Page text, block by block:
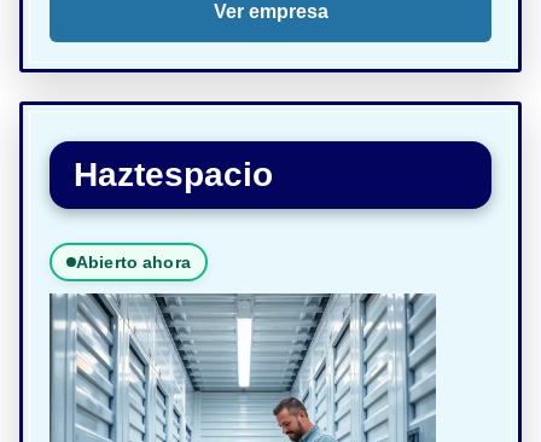
Ver empresa
Haztespacio
Abierto ahora